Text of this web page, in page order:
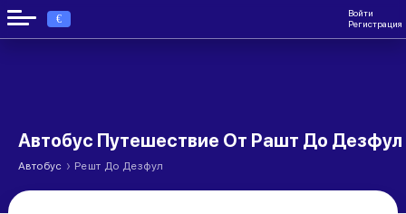
€
Войти
Регистрация
Автобус Путешествие От Рашт До Дезфул
Автобус › Решт До Дезфул